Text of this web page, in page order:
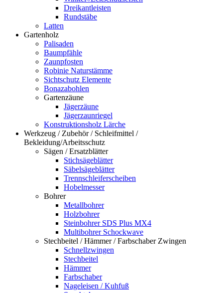
Dreikantleisten
Rundstäbe
Latten
Gartenholz
Palisaden
Baumpfähle
Zaunpfosten
Robinie Naturstämme
Sichtschutz Elemente
Bonazabohlen
Gartenzäune
Jägerzäune
Jägerzaunriegel
Konstruktionsholz Lärche
Werkzeug / Zubehör / Schleifmittel /
Bekleidung/Arbeitsschutz
Sägen / Ersatzblätter
Stichsägeblätter
Säbelsägeblätter
Trennschleiferscheiben
Hobelmesser
Bohrer
Metallbohrer
Holzbohrer
Steinbohrer SDS Plus MX4
Multibohrer Schockwave
Stechbeitel / Hämmer / Farbschaber Zwingen
Schnellzwingen
Stechbeitel
Hämmer
Farbschaber
Nageleisen / Kuhfuß